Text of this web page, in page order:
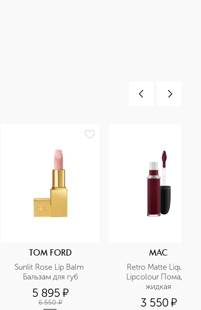
TOM FORD
Sunlit Rose Lip Balm
Бальзам для губ
5 895 ¤
6 550 ¤
MAC
Retro Matte Liquid
Lipcolour Помада
жидкая
3 550¤